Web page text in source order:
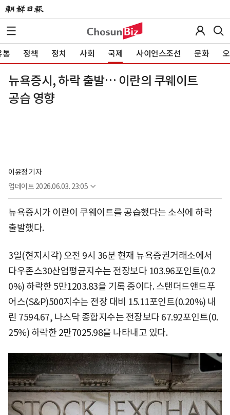
통 정책 정치 사회 국제 사이언스조선 문화
뉴욕증시, 하락 출발… 이란의 쿠웨이트
공습 영향
이윤정 기자
업데이트 2026.06.03. 23:05
뉴욕증시가 이란이 쿠웨이트를 공습했다는 소식에 하락
출발했다.
3일(현지시각) 오전 9시 36분 현재 뉴욕증권거래소에서
다우존스30산업평균지수는 전장보다 103.96포인트(0.2
0%) 하락한 5만1203.83을 기록 중이다. 스탠더드앤드푸
어스(S&P)500지수는 전장 대비 15.11포인트(0.20%) 내
린 7594.67, 나스닥 종합지수는 전장보다 67.92포인트(0.
25%) 하락한 2만7025.98을 나타내고 있다.